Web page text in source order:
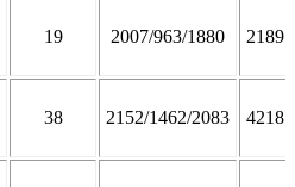
19 2007/963/1880 2189
38 2152/1462/2083 4218